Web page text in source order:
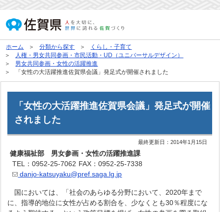
ホーム 分類から探す
くらし・子育て
人権・男女共同参画・市民活動・UD（ユニバーサルデザイン）
男女共同参画・女性の活躍推進
「女性の大活躍推進佐賀県会議」発足式が開催されました
「女性の大活躍推進佐賀県会議」発足式が開催
されました
最終更新日：2014年1月15日
健康福祉部 男女参画・女性の活躍推進課
TEL：0952-25-7062 FAX：0952-25-7338
danjo-katsuyaku@pref.saga.lg.jp
国においては、「社会のあらゆる分野において、2020年まで
に、指導的地位に女性が占める割合を、少なくとも30％程度にな